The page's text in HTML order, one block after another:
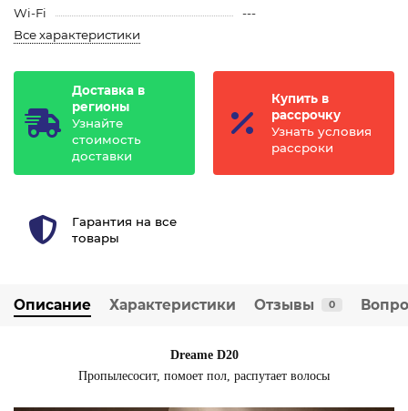
Wi-Fi
---
Все характеристики
Доставка в
регионы
Узнайте
стоимость
доставки
Купить в
рассрочку
Узнать условия
рассроки
Гарантия на все
товары
Описание Характеристики Отзывы 0
Dreame D20
Пропылесосит, помоет пол, распутает волосы